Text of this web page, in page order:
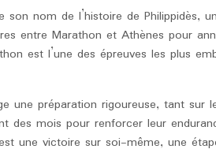
nom de l’histoire de Philippidès,
entre Marathon et Athènes pour
est l’une des épreuves les plus
une préparation rigoureuse, tant sur
des mois pour renforcer leur
une victoire sur soi-même, une